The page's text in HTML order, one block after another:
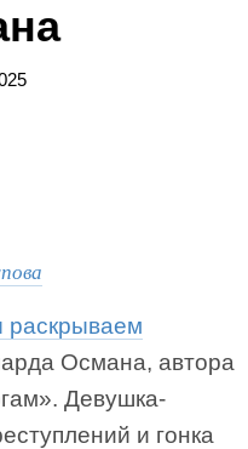
Османа, автора
Девушка-
и гонка